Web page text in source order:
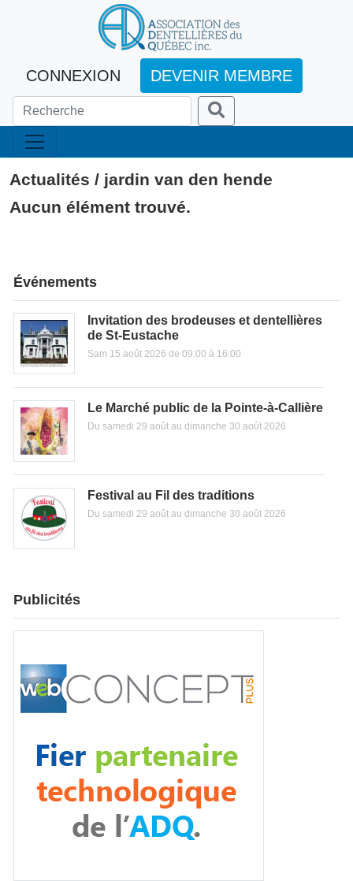
CONNEXION DEVENIR MEMBRE
Actualités / jardin van den hende
Aucun élément trouvé.
Événements
Invitation des brodeuses et dentellières
de St-Eustache
Sam 15 août 2026 de 09:00 à 16:00
Le Marché public de la Pointe-à-Callière
Du samedi 29 août au dimanche 30 août 2026
Festival au Fil des traditions
Du samedi 29 août au dimanche 30 août 2026
Publicités